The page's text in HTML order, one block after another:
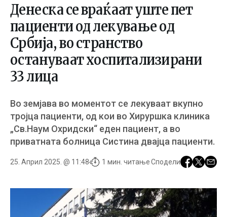
Денеска се враќаат уште пет
пациенти од лекување од
Србија, во странство
остануваат хоспитализирани
33 лица
Во земјава во моментот се лекуваат вкупно
тројца пациенти, од кои во Хируршка клиника
„Св.Наум Охридски“ еден пациент, а во
приватната болница Систина двајца пациенти.
25. Април 2025. @ 11:48 1 мин. читањеСподели